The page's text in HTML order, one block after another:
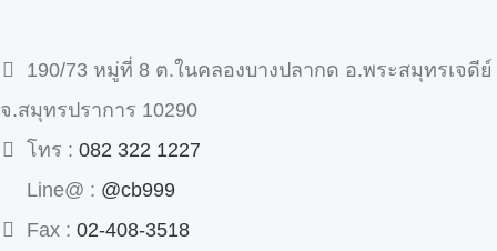
190/73 หมู่ที่ 8 ต.ในคลองบางปลากด อ.พระสมุทรเจดีย์
จ.สมุทรปราการ 10290
โทร : 082 322 1227
Line@ : @cb999
Fax : 02-408-3518